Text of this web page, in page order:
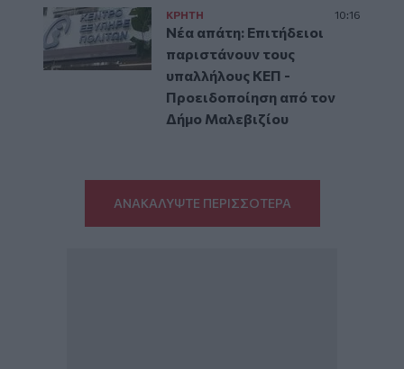
ΚΡΗΤΗ 10:16
Νέα απάτη: Επιτήδειοι
παριστάνουν τους
υπαλλήλους ΚΕΠ -
Προειδοποίηση από τον
Δήμο Μαλεβιζίου
ΑΝΑΚΑΛΥΨΤΕ ΠΕΡΙΣΣΟΤΕΡΑ